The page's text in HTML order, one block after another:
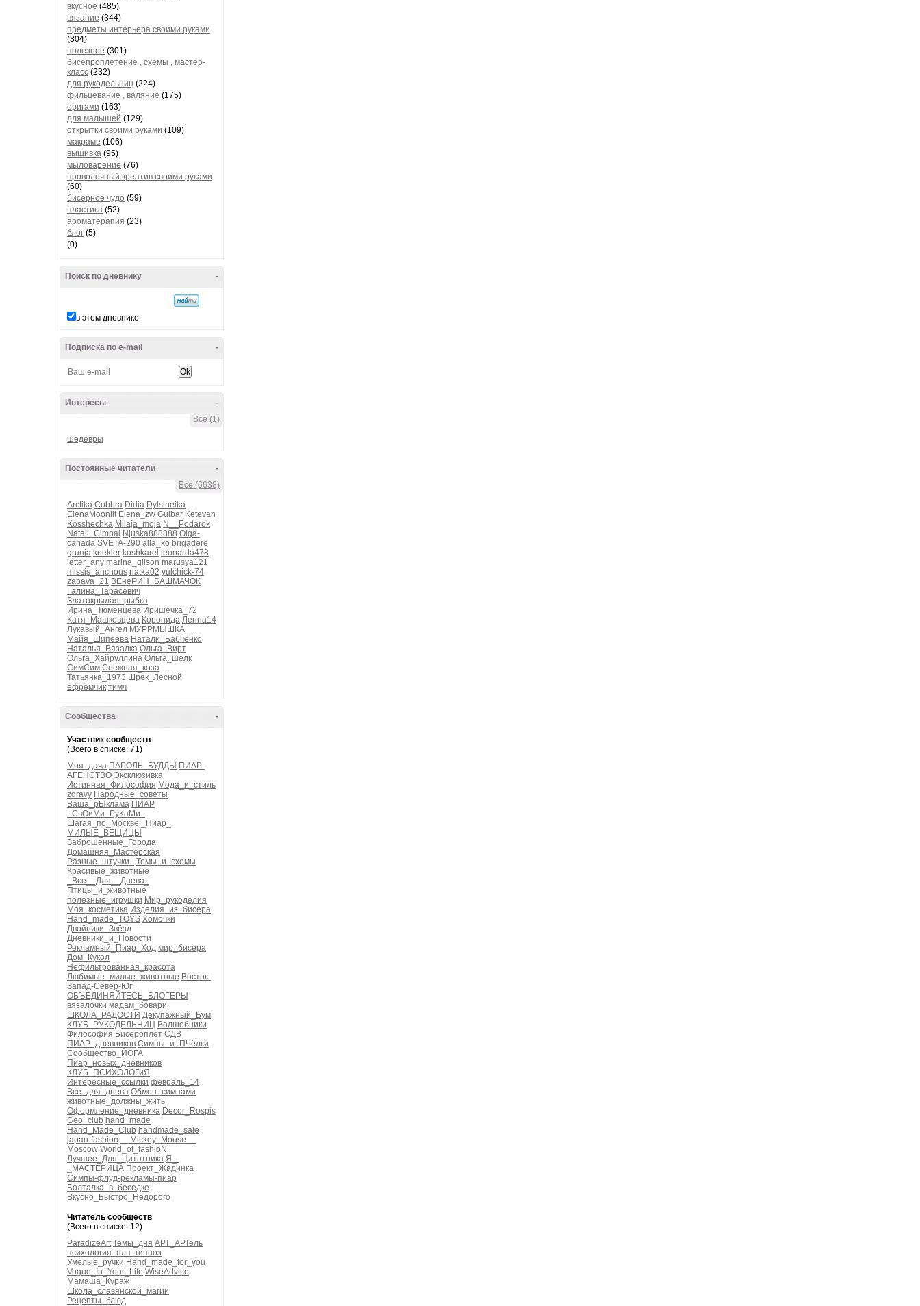
вкусное (485)
вязание (344)
предметы интерьера своими руками
(304)
полезное (301)
бисепроплетение , схемы , мастер-
класс (232)
для рукодельниц (224)
фильцевание , валяние (175)
оригами (163)
для малышей (129)
открытки своими руками (109)
макраме (106)
вышивка (95)
мыловарение (76)
проволочный креатив своими руками
(60)
бисерное чудо (59)
пластика (52)
ароматерапия (23)
блог (5)
(0)
-
Поиск по дневнику
в этом дневнике
-
Подписка по e-mail
-
Интересы
Все (1)
шедевры
-
Постоянные читатели
Все (6638)
Arctika Cobbra Didia Dylsineika
ElenaMoonlit Elena_zw Gulbar Ketevan
Kosshechka Milaja_moja N__Podarok
Natali_Cimbal Njuska888888 Olga-
canada SVETA-290 alla_ko brigadere
grunja knekler koshkarel
leonarda478
letter_any marina_glison marusya121
missis_anchous natka02 yulchick-74
zabava_21 ВЕнеРИН_БАШМАЧОК
Галина_Тарасевич
Златокрылая_рыбка
Ирина_Тюменцева Иришечка_72
Катя_Машковцева Коронида Ленна14
Лукавый_Ангел МУРРМЫШКА
Майя_Шипеева Натали_Бабченко
Наталья_Вязалка Ольга_Вирт
Ольга_Хайруллина Ольга_шелк
СимСим Снежная_коза
Татьянка_1973 Шрек_Лесной
ефремчик тимч
-
Сообщества
Участник сообществ
(Всего в списке: 71)
Моя_дача ПАРОЛЬ_БУДДЫ ПИАР-
АГЕНСТВО Эксклюзивка
Истинная_Философия Мода_и_стиль
zdravy Народные_советы
Ваша_рЫклама ПИАР
_СвОиМи_РуКаМи_
Шагая_по_Москве
_Пиар_
МИЛЫЕ_ВЕЩИЦЫ
Заброшенные_Города
Домашняя_Мастерская
Разные_штучки_
Темы_и_схемы
Красивые_животные
_Все__Для__Днева_
Птицы_и_животные
полезные_игрушки Мир_рукоделия
Моя_косметика Изделия_из_бисера
Hand_made_TOYS Хомочки
Двойники_Звёзд
Дневники_и_Новости
Рекламный_Пиар_Ход мир_бисера
Дом_Кукол
Нефильтрованная_красота
Любимые_милые_животные Восток-
Запад-Север-Юг
ОБЪЕДИНЯЙТЕСЬ_БЛОГЕРЫ
вязалочки мадам_бовари
ШКОЛА_РАДОСТИ Декупажный_Бум
КЛУБ_РУКОДЕЛЬНИЦ Волшебники
Философия Бисероплет СДВ
ПИАР_дневников Симпы_и_ПЧёлки
Сообщество_ЙОГА
Пиар_новых_дневников
КЛУБ_ПСИХОЛОГиЯ
Интересные_ссылки февраль_14
Все_для_днева Обмен_симпами
животные_должны_жить
Оформление_дневника Decor_Rospis
Geo_club hand_made
Hand_Made_Club handmade_sale
japan-fashion
__Mickey_Mouse__
Moscow World_of_fashioN
Лучшее_Для_Цитатника Я_-
_МАСТЕРИЦА Проект_Жадинка
Симпы-флуд-рекламы-пиар
Болталка_в_беседке
Вкусно_Быстро_Недорого
Читатель сообществ
(Всего в списке: 12)
ParadizeArt Темы_дня АРТ_АРТель
психология_нлп_гипноз
Умелые_ручки Hand_made_for_you
Vogue_In_Your_Life WiseAdvice
Мамаша_Кураж
Школа_славянской_магии
Рецепты_блюд